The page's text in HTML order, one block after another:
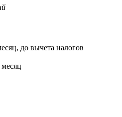
до вычета налогов